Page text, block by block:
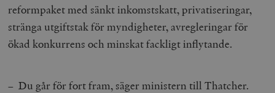
reformpaket med sänkt inkomstskatt, privatiseringar,
stränga utgiftstak för myndigheter, avregleringar för
ökad konkurrens och minskat fackligt inflytande.
– Du går för fort fram, säger ministern till Thatcher.